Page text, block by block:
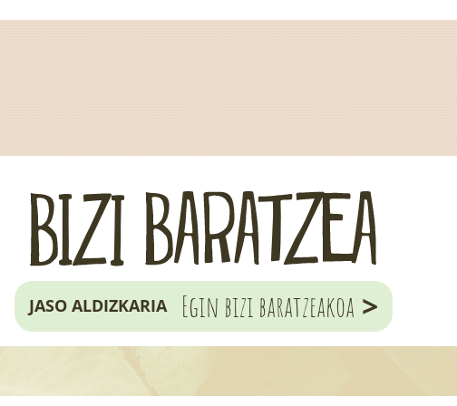
JASO ALDIZKARIA Egin bizi baratzeakoa >